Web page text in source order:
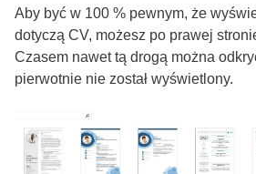
Aby być w 100 % pewnym, że
dotyczą CV, możesz po prawej
Czasem nawet tą drogą można
pierwotnie nie został wyświetlony.